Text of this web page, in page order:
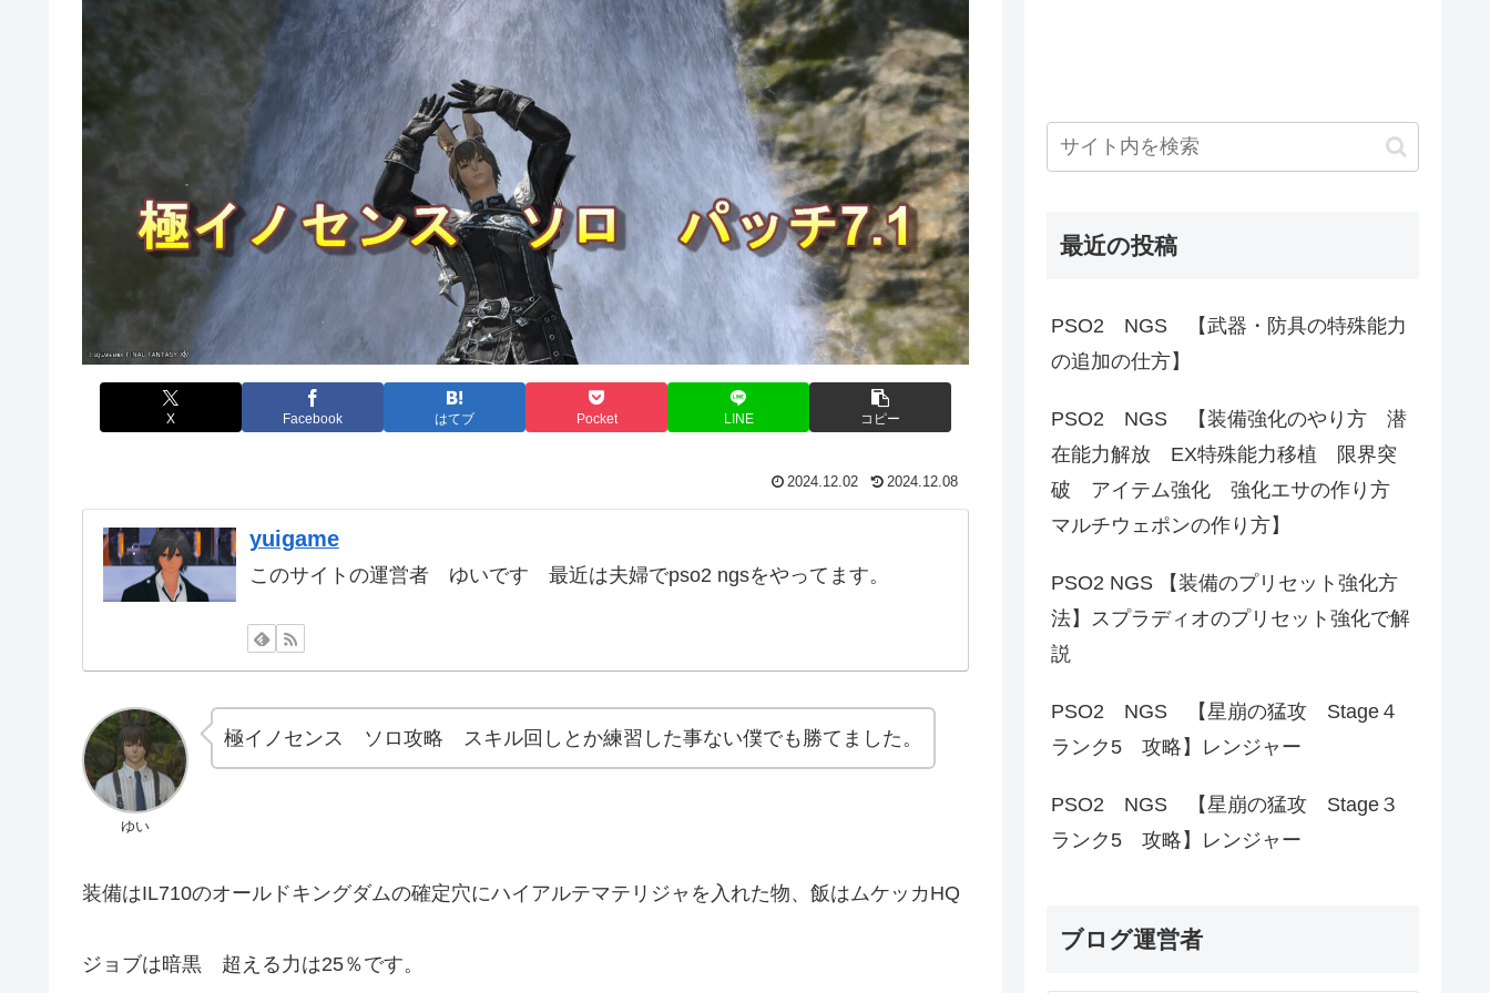
X Facebook はてブ Pocket LINE コピー
2024.12.02 2024.12.08
yuigame
このサイトの運営者 ゆいです 最近は夫婦でpso2 ngsをやってます。
ゆい
極イノセンス ソロ攻略 スキル回しとか練習した事ない僕でも勝てました。
装備はIL710のオールドキングダムの確定穴にハイアルテマテリジャを入れた物、飯はムケッカHQ
ジョブは暗黒 超える力は25％です。
最近の投稿
PSO2 NGS 【武器・防具の特殊能力
の追加の仕方】
PSO2 NGS 【装備強化のやり方 潜
在能力解放 EX特殊能力移植 限界突
破 アイテム強化 強化エサの作り方
マルチウェポンの作り方】
PSO2 NGS 【装備のプリセット強化方
法】スプラディオのプリセット強化で解
説
PSO2 NGS 【星崩の猛攻 Stage４
ランク5 攻略】レンジャー
PSO2 NGS 【星崩の猛攻 Stage３
ランク5 攻略】レンジャー
ブログ運営者